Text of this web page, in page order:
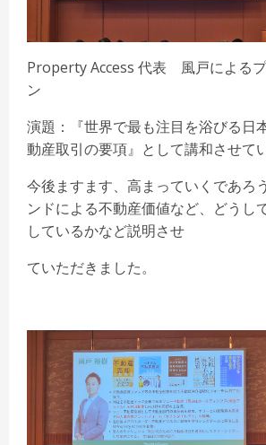
Property Access 代表 風戸による
ン
演題：『世界で最も注目を浴びる日
動産取引の要項』として講和させて
今後ますます、高まっていくであろ
ンドによる不動産価値など、どうし
しているかなど説明させ
ていただきました。